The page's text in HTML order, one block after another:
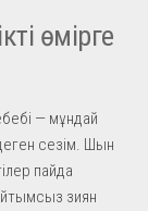
өмірге
— мұндай
сезім. Шын
пайда
зиян